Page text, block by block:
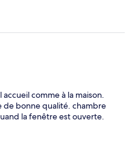
comme à la maison.
bonne qualité. chambre
la fenêtre est ouverte.